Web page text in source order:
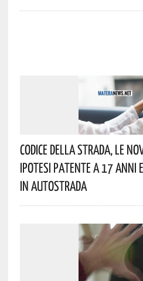
Codice Della Strada, Le
Ipotesi Patente A 17 Anni
In Autostrada